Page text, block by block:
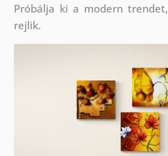
Próbálja ki a modern
rejlik.